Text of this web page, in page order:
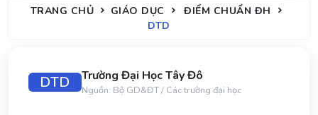
TRANG CHỦ GIÁO DỤC
ĐIỂM CHUẨN ĐH
DTD
DTD Trường Đại Học Tây Đô
Nguồn: Bộ GD&ĐT / Các trường đại học